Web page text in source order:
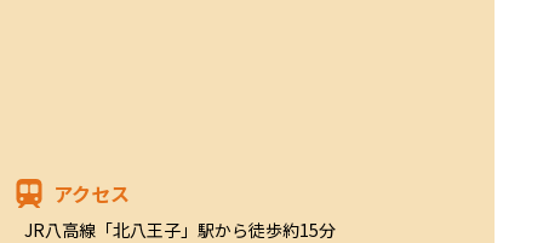
アクセス
JR八高線「北八王子」駅から徒歩約15分